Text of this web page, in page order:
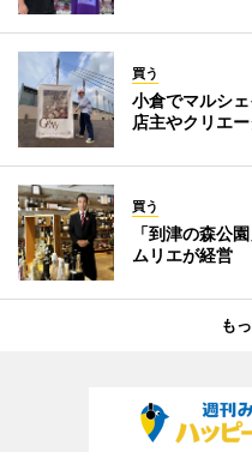
買う
小倉でマルシ
店主やクリエ
買う
「到津の森公
ムリエが経営
も